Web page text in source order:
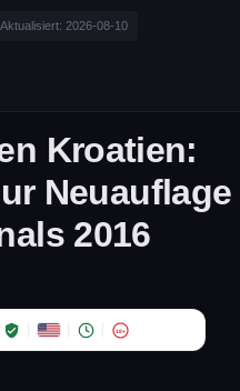
Aktualisiert: 2026-08-10
Kroatien:
Neuauflage
2016
18+